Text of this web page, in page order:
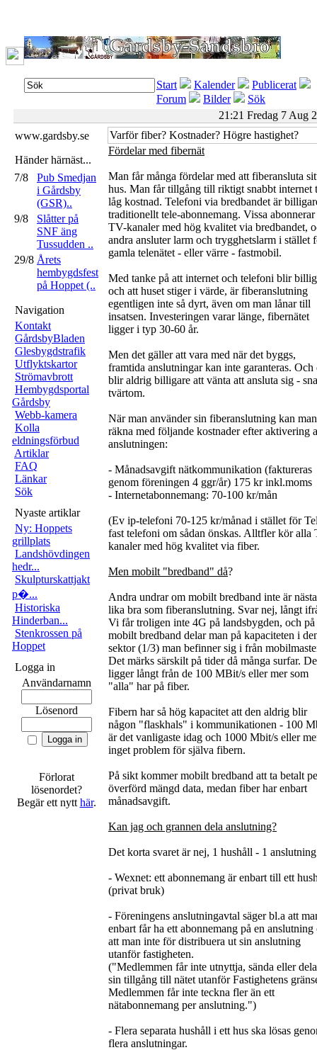
Start Kalender
Publicerat
Forum
Bilder
Sök
21:21 Fredag 7 Aug
www.gardsby.se
Händer härnäst...
7/8
Pub Smedjan
i Gårdsby
(GSR)..
9/8
Slåtter på
SNF äng
Tussudden ..
29/8 Årets
hembygdsfest
på Hoppet (..
Navigation
Kontakt
GårdsbyBladen
Glesbygdstrafik
Utflyktskartor
Strömavbrott
Hembygdsportal
Gårdsby
Webb-kamera
Kolla
eldningsförbud
Artiklar
FAQ
Länkar
Sök
Nyaste artiklar
Ny: Hoppets
grillplats
Landshövdingen
hedr...
Skulpturskattjakt
p�...
Historiska
Hinderban...
Stenkrossen på
Hoppet
Logga in
Användarnamn
Lösenord
Förlorat
lösenordet?
Begär ett nytt här.
Varför fiber? Kostnader? Högre hastighet?
Fördelar med fibernät
Man får många fördelar med att fiberansluta
hus. Man får tillgång till riktigt snabbt internet
låg kostnad. Telefoni via bredbandet är
traditionellt tele-abonnemang. Vissa abonnerar
TV-kanaler med hög kvalitet via bredbandet,
andra ansluter larm och trygghetslarm i stället
gamla telenätet - eller värre - fastmobil.
Med tanke på att internet och telefoni blir
och att huset stiger i värde, är fiberanslutning
egentligen inte så dyrt, även om man lånar till
insatsen. Investeringen varar länge, fibernätet
ligger i typ 30-60 år.
Men det gäller att vara med när det byggs,
framtida anslutningar kan inte garanteras. Och
blir aldrig billigare att vänta att ansluta sig -
tvärtom.
När man använder sin fiberanslutning kan man
räkna med följande kostnader efter aktivering
anslutningen:
- Månadsavgift nätkommunikation (faktureras
genom föreningen 4 ggr/år) 175 kr inkl.moms
- Internetabonnemang: 70-100 kr/mån
(Ev ip-telefoni 70-125 kr/månad i stället för
fast telefoni om sådan önskas. Alltfler kör alla
kanaler med hög kvalitet via fiber.
Men mobilt "bredband" då?
Andra undrar om mobilt bredband inte är
lika bra som fiberanslutning. Svar nej, långt
Vi får troligen inte 4G på landsbygden, och på
mobilt bredband delar man på kapaciteten i
sektor (1/3) man befinner sig i från
Det märks särskilt på tider då många surfar.
ligger långt från de 100 MBit/s eller mer som
"alla" har på fiber.
Fibern har så hög kapacitet att den aldrig blir
någon "flaskhals" i kommunikationen - 100
är det vanligaste idag och 1000 Mbit/s eller
inget problem för själva fibern.
På sikt kommer mobilt bredband att ta betalt
överförd mängd data, medan fiber har enbart
månadsavgift.
Kan jag och grannen dela anslutning?
Det korta svaret är nej, 1 hushåll - 1
- Wexnet: ett abonnemang är enbart till ett
(privat bruk)
- Föreningens anslutningavtal säger bl.a att
enbart får ha ett abonnemang på en anslutning
att man inte för distribuera ut sin anslutning
utanför fastigheten.
("Medlemmen får inte utnyttja, sända eller
sin tillgång till nätet utanför Fastighetens
Medlemmen får inte teckna fler än ett
nätabonnemang per anslutning.")
- Flera separata hushåll i ett hus ska lösas
flera anslutningar.